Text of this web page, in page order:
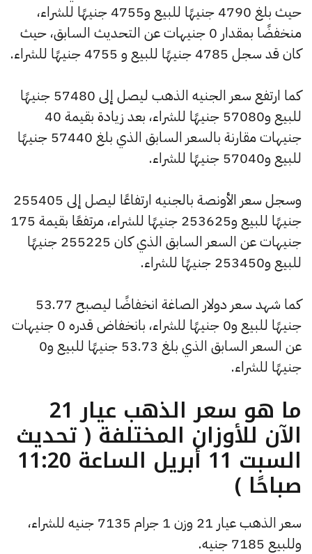
حيث بلغ 4790 جنيهًا للبيع و4755 جنيهًا للشراء،
منخفضًا بمقدار 0 جنيهات عن التحديث السابق، حيث
كان قد سجل 4785 جنيهًا للبيع و 4755 جنيهًا للشراء.
كما ارتفع سعر الجنيه الذهب ليصل إلى 57480 جنيهًا
للبيع و57080 جنيهًا للشراء، بعد زيادة بقيمة 40
جنيهات مقارنة بالسعر السابق الذي بلغ 57440 جنيهًا
للبيع و57040 جنيهًا للشراء.
وسجل سعر الأونصة بالجنيه ارتفاعًا ليصل إلى 255405
جنيهًا للبيع و253625 جنيهًا للشراء، مرتفعًا بقيمة 175
جنيهات عن السعر السابق الذي كان 255225 جنيهًا
للبيع و253450 جنيهًا للشراء.
كما شهد سعر دولار الصاغة انخفاضًا ليصبح 53.77
جنيهًا للبيع و0 جنيهًا للشراء، بانخفاض قدره 0 جنيهات
عن السعر السابق الذي بلغ 53.73 جنيهًا للبيع و0
جنيهًا للشراء.
ما هو سعر الذهب عيار 21
الآن للأوزان المختلفة ( تحديث
السبت 11 أبريل الساعة 11:20
صباحًا )
سعر الذهب عيار 21 وزن 1 جرام 7135 جنيه للشراء،
وللبيع 7185 جنيه.